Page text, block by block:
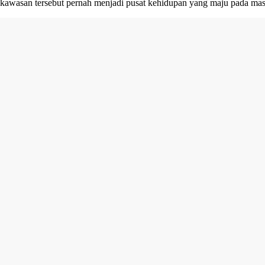
kawasan tersebut pernah menjadi pusat kehidupan yang maju pada